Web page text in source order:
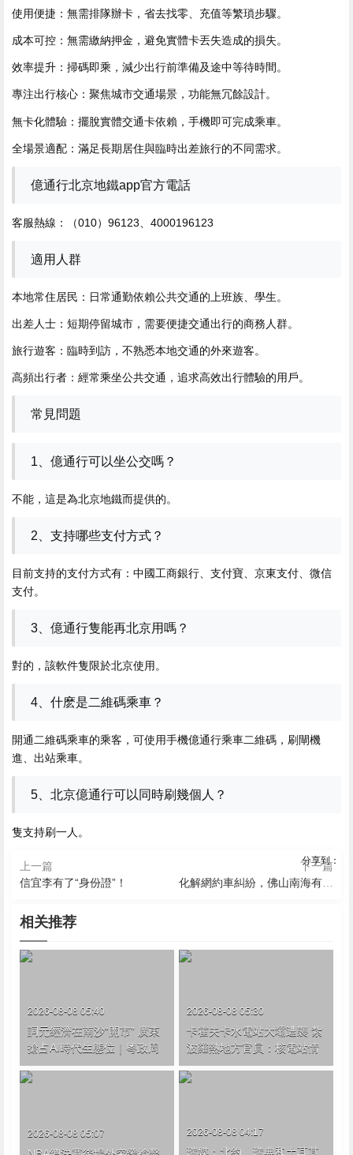
使用便捷：無需排隊辦卡，省去找零、充值等繁瑣步驟。
成本可控：無需繳納押金，避免實體卡丟失造成的損失。
效率提升：掃碼即乘，減少出行前準備及途中等待時間。
專注出行核心：聚焦城市交通場景，功能無冗餘設計。
無卡化體驗：擺脫實體交通卡依賴，手機即可完成乘車。
全場景適配：滿足長期居住與臨時出差旅行的不同需求。
億通行北京地鐵app官方電話
客服熱線：（010）96123、4000196123
適用人群
本地常住居民：日常通勤依賴公共交通的上班族、學生。
出差人士：短期停留城市，需要便捷交通出行的商務人群。
旅行遊客：臨時到訪，不熟悉本地交通的外來遊客。
高頻出行者：經常乘坐公共交通，追求高效出行體驗的用戶。
常見問題
1、億通行可以坐公交嗎？
不能，這是為北京地鐵而提供的。
2、支持哪些支付方式？
目前支持的支付方式有：中國工商銀行、支付寶、京東支付、微信
支付。
3、億通行隻能再北京用嗎？
對的，該軟件隻限於北京使用。
4、什麽是二維碼乘車？
開通二維碼乘車的乘客，可使用手機億通行乘車二維碼，刷閘機
進、出站乘車。
5、北京億通行可以同時刷幾個人？
隻支持刷一人。
分享到：
上一篇
信宜李有了“身份證”！
下一篇
相关推荐
2026-08-08 05:40
詞元經濟在南沙“開市” 廣東
搶占AI時代生態位｜粵政周
刊
2026-08-08 05:30
卡霍夫卡水電站大壩遭襲 紮
波羅熱地方官員：核電站情
況穩定
2026-08-08 05:07 2026-08-08 04:17
瑞媒：北約、瑞典和土耳其